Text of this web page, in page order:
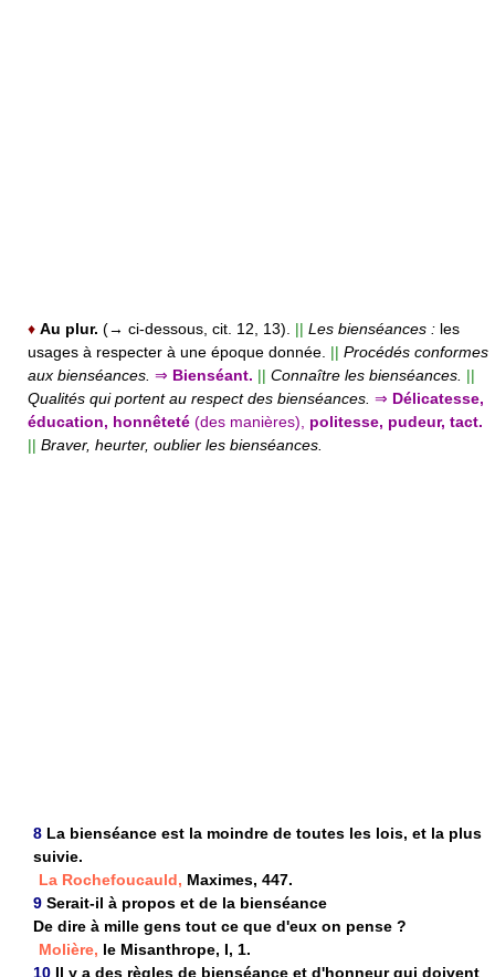
♦ Au plur. (→ ci-dessous, cit. 12, 13). || Les bienséances : les
usages à respecter à une époque donnée. || Procédés conformes
aux bienséances. ⇒ Bienséant. || Connaître les bienséances. ||
Qualités qui portent au respect des bienséances. ⇒ Délicatesse,
éducation, honnêteté (des manières),
politesse, pudeur, tact.
|| Braver, heurter, oublier les bienséances.
8 La bienséance est la moindre de toutes les lois, et la plus
suivie.
La Rochefoucauld, Maximes, 447.
9 Serait-il à propos et de la bienséance
De dire à mille gens tout ce que d'eux on pense ?
Molière, le Misanthrope, I, 1.
10 Il y a des règles de bienséance et d'honneur qui doivent